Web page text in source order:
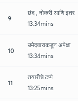
9
छंद , नोकरी आणि इतर
13:34mins
10
उमेदवाराकडून अपेक्षा
13:34mins
11
तयारीचे टप्पे
13:25mins